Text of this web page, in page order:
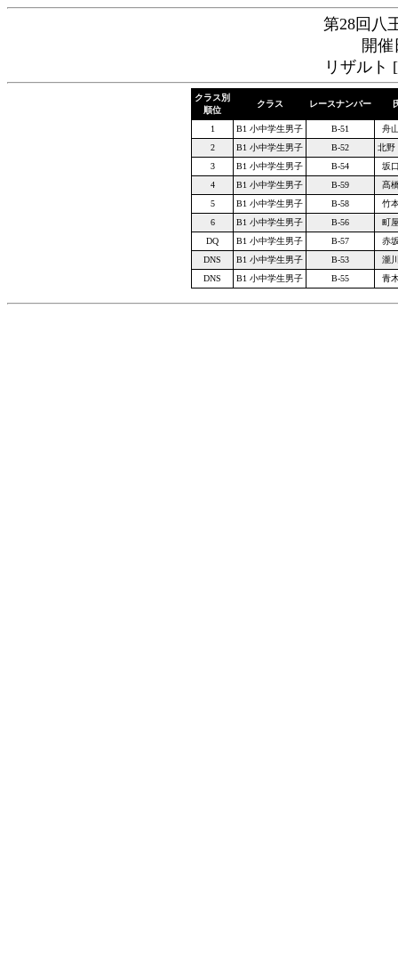
第28回八
開催
リザルト
クラス別
順位
クラス レースナンバー
1 B1 小中学生男子 B-51
舟
2
B1 小中学生男子 B-52
北野
3
B1 小中学生男子 B-54
坂
4
B1 小中学生男子 B-59
髙
5
B1 小中学生男子 B-58
竹
6
B1 小中学生男子 B-56
町
DQ
B1 小中学生男子 B-57
赤
DNS
B1 小中学生男子 B-53
瀧
DNS
B1 小中学生男子 B-55 青